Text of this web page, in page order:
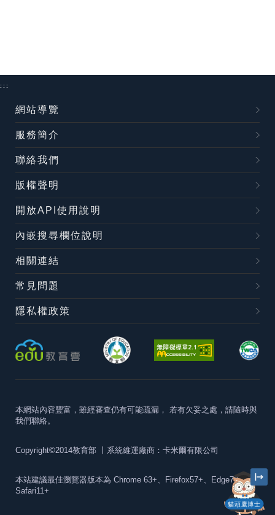
貓頭鷹博士
:::
網站導覽
服務簡介
聯絡我們
版權聲明
開放API使用說明
內嵌搜尋欄位說明
相關連結
常見問題
隱私權政策
本網站內容豐富，雖經審查仍有可能疏漏， 若有欠妥之處，請隨時與
我們聯絡。
Copyright©2014教育部 丨系統維運廠商：卡米爾有限公司
本站建議最佳瀏覽器版本為 Chrome 63+、Firefox57+、Edge79+及
Safari11+